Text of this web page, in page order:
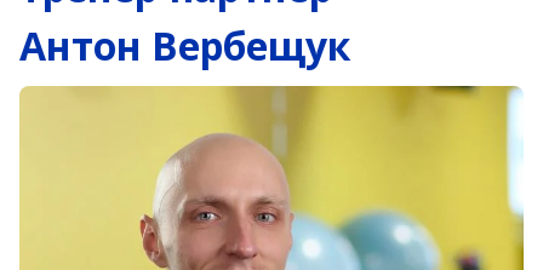
Антон Вербещук